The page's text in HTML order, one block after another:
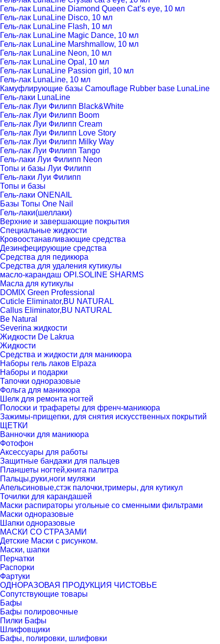
Гель-лак LunaLine Diamond Queen Cat’s eye, 10 мл
Гель-лак LunaLine Disco, 10 мл
Гель-лак LunaLine Flash, 10 мл
Гель-лак LunaLine Magic Dance, 10 мл
Гель-лак LunaLine Marshmallow, 10 мл
Гель-лак LunaLine Neon, 10 мл
Гель-лак LunaLine Opal, 10 мл
Гель-лак LunaLine Passion girl, 10 мл
Гель-лак LunaLine, 10 мл
Камуфлирующие базы Camouflage Rubber base LunaLine
Гель-лаки LunaLine
Гель-лак Луи Филипп Black&White
Гель-лак Луи Филипп Boom
Гель-лак Луи Филипп Cream
Гель-лак Луи Филипп Love Story
Гель-лак Луи Филипп Milky Way
Гель-лак Луи Филипп Tango
Гель-лаки Луи Филипп Neon
Топы и базы Луи Филипп
Гель-лаки Луи Филипп
Топы и базы
Гель-лаки ONENAIL
Базы Топы One Nail
Гель-лаки(шеллаки)
Верхние и завершающие покрытия
Специальные жидкости
Кровоостанавливающие средства
Дезинфецирующие средства
Средства для педикюра
Средства для удаления кутикулы
масло-карандаш OPI.SOLINE SHARMS
Масла для кутикулы
DOMIX Green Professional
Cuticle Eliminator,BU NATURAL
Callus Eliminator,BU NATURAL
Be Natural
Severina жидкости
Жидкости De Lakrua
Жидкости
Средства и жидкости для маникюра
Наборы гель лаков Elpaza
Наборы и подарки
Тапочки одноразовые
Фольга для маникюра
Шелк для ремонта ногтей
Полоски и трафареты для френч-маникюра
Зажимы-прищепки, для снятия искусственных покрытий
ЩЕТКИ
Ванночки для маникюра
Фотофон
Аксессуары для работы
Защитные бандажи для пальцев
Планшеты ногтей,книга палитра
Пальцы,руки,ноги муляжи
Апельсиновые,стэк палочки,тримеры, для кутикул
Точилки для карандашей
Маски распираторы угольные со сменными фильтрами
Маски одноразовые
Шапки одноразовые
МАСКИ СО СТРАЗАМИ
Детские Маски с рисунком.
Маски, шапки
Перчатки
Распорки
Фартуки
ОДНОРАЗОВАЯ ПРОДУКЦИЯ ЧИСТОВЬЕ
Сопутствующие товары
Бафы
Бафы полировочные
Пилки Бафы
Шлифовщики
Бафы, полировки, шлифовки